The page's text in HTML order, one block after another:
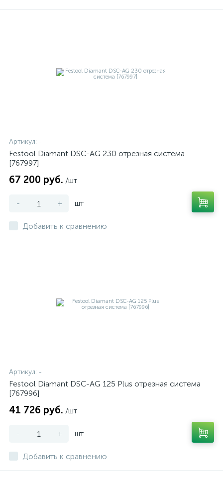
Артикул: -
Festool Diamant DSC-AG 230 отрезная система
[767997]
67 200 руб. /шт
- + шт
Добавить к сравнению
Артикул: -
Festool Diamant DSC-AG 125 Plus отрезная система
[767996]
41 726 руб. /шт
- + шт
Добавить к сравнению